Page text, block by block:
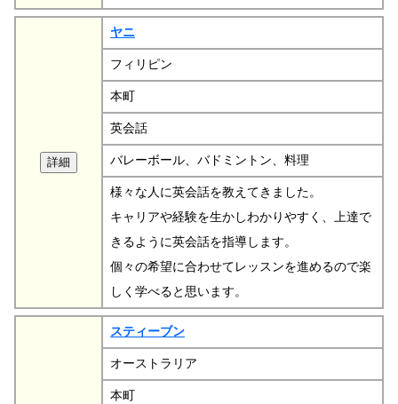
ヤニ
フィリピン
本町
英会話
バレーボール、バドミントン、料理
様々な人に英会話を教えてきました。
キャリアや経験を生かしわかりやすく、上達で
きるように英会話を指導します。
個々の希望に合わせてレッスンを進めるので楽
しく学べると思います。
スティーブン
オーストラリア
本町